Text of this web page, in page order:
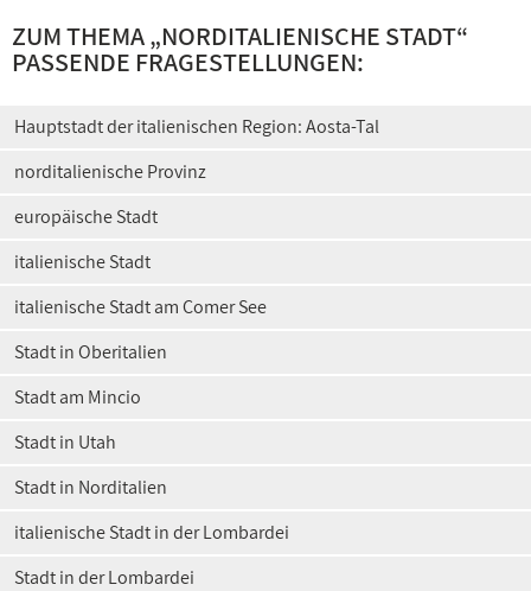
ZUM THEMA „NORDITALIENISCHE STADT“
PASSENDE FRAGESTELLUNGEN:
Hauptstadt der italienischen Region: Aosta-Tal
norditalienische Provinz
europäische Stadt
italienische Stadt
italienische Stadt am Comer See
Stadt in Oberitalien
Stadt am Mincio
Stadt in Utah
Stadt in Norditalien
italienische Stadt in der Lombardei
Stadt in der Lombardei